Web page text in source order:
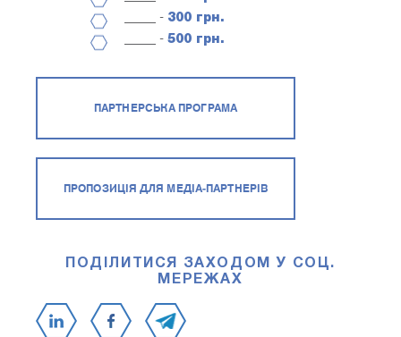
_____ - 300 грн.
_____ - 500 грн.
ПАРТНЕРСЬКА ПРОГРАМА
ПРОПОЗИЦІЯ ДЛЯ МЕДІА-ПАРТНЕРІВ
ПОДІЛИТИСЯ ЗАХОДОМ У СОЦ.
МЕРЕЖАХ